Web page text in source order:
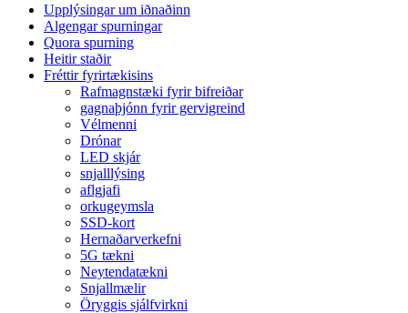
Upplýsingar um iðnaðinn
Algengar spurningar
Quora spurning
Heitir staðir
Fréttir fyrirtækisins
Rafmagnstæki fyrir bifreiðar
gagnaþjónn fyrir gervigreind
Vélmenni
Drónar
LED skjár
snjalllýsing
aflgjafi
orkugeymsla
SSD-kort
Hernaðarverkefni
5G tækni
Neytendatækni
Snjallmælir
Öryggis sjálfvirkni